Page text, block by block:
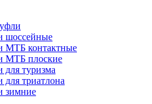
шоссейные
МТБ контактные
МТБ плоские
для туризма
для триатлона
зимние